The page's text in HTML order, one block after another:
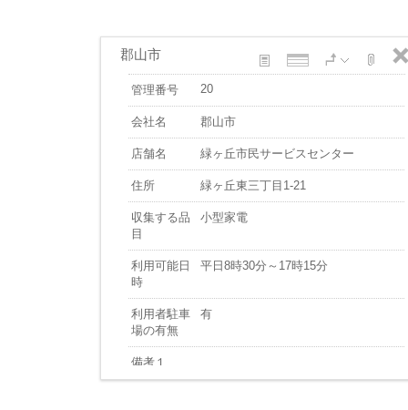
郡山市
管理番号 20
会社名 郡山市
店舗名 緑ヶ丘市民サービスセンター
住所 緑ヶ丘東三丁目1-21
収集する品
目
小型家電
利用可能日
時
平日8時30分～17時15分
利用者駐車
場の有無
有
備考１